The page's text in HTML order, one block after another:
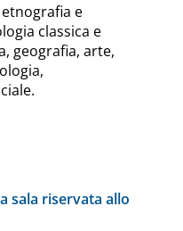
e
classica e
geografia, arte,
sala riservata allo